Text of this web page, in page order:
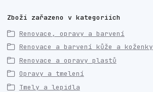
Zboží zařazeno v kategoriích
Renovace, opravy a barvení
Renovace a barvení kůže a koženky
Renovace a opravy plastů
Opravy a tmelení
Tmely a lepidla